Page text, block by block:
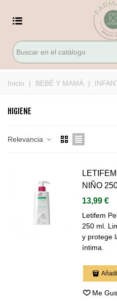
Inicio | BEBÉ Y MAMÁ |
HIGIENE
Relevancia
NIÑO
13,99 €
Letifem
250 ml.
y protege
íntima.
Me